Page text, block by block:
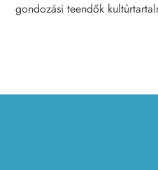
gondozási teendők